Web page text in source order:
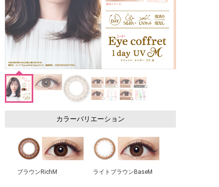
カラーバリエーション
ブラウンRichM ライトブラウンBaseM